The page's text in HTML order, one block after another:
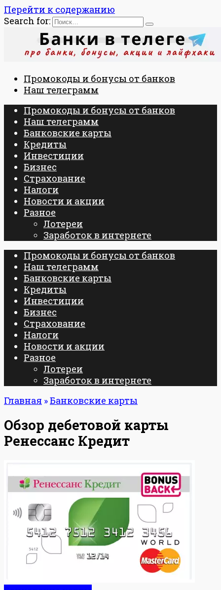
Перейти к содержанию
Search for:
Промокоды и бонусы от банков
Наш телеграмм
Промокоды и бонусы от банков
Наш телеграмм
Банковские карты
Кредиты
Инвестиции
Бизнес
Страхование
Налоги
Новости и акции
Разное
Лотереи
Заработок в интернете
Промокоды и бонусы от банков
Наш телеграмм
Банковские карты
Кредиты
Инвестиции
Бизнес
Страхование
Налоги
Новости и акции
Разное
Лотереи
Заработок в интернете
Главная »Банковские карты
Обзор дебетовой карты
Ренессанс Кредит